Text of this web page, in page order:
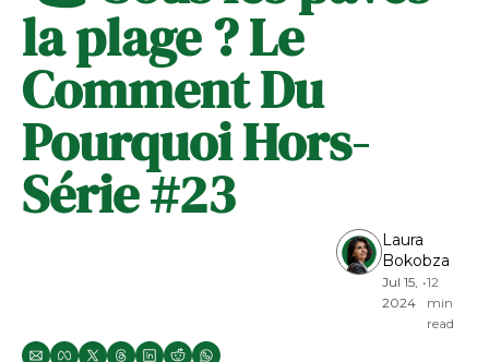
la plage ? Le
Comment Du
Pourquoi Hors-
Série #23
Laura
Bokobza
Jul 15,
2024
•12
min
read